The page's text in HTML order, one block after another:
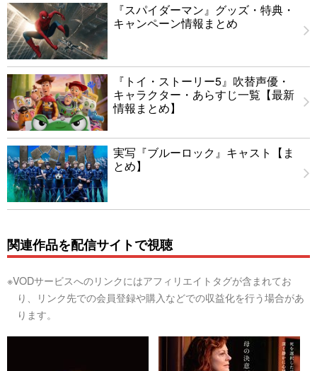
『スパイダーマン』グッズ・特典・
キャンペーン情報まとめ
『トイ・ストーリー5』吹替声優・
キャラクター・あらすじ一覧【最新
情報まとめ】
実写『ブルーロック』キャスト【ま
とめ】
関連作品を配信サイトで視聴
※VODサービスへのリンクにはアフィリエイトタグが含まれてお
り、リンク先での会員登録や購入などでの収益化を行う場合があ
ります。